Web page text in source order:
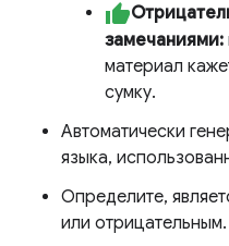
замечаниями:
материал
сумку.
Автоматически
языка,
Определите,
или отрицательным.